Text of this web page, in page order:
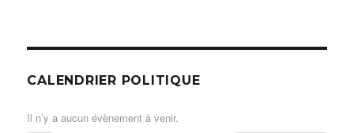
CALENDRIER POLITIQUE
Il n’y a aucun évènement à venir.